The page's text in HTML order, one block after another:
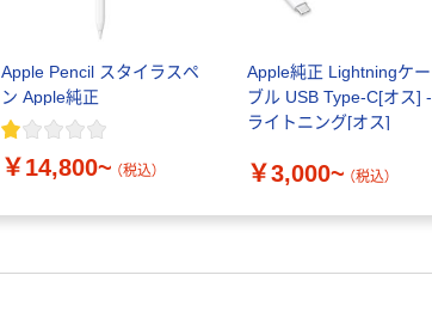
Apple Pencil スタイラスペ
ン Apple純正
￥14,800~ （税込）
Apple純正 Lightningケー
ブル USB Type-C[オス] -
ライトニング[オス]
￥3,000~ （税込）